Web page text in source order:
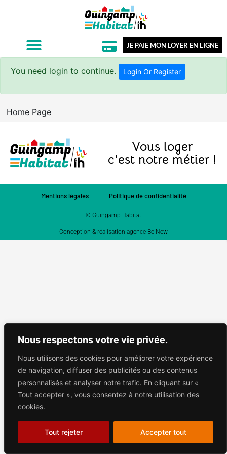
Nous respectons votre vie privée.
Nous utilisons des cookies pour améliorer votre expérience
de navigation, diffuser des publicités ou des contenus
personnalisés et analyser notre trafic. En cliquant sur «
Tout accepter », vous consentez à notre utilisation des
cookies.
Tout rejeter Accepter tout
JE PAIE MON LOYER EN LIGNE
You need login to continue. Login Or Register
Home Page
Vous loger
c'est notre métier !
Mentions légales Politique de confidentialité
© Guingamp Habitat
Conception & réalisation agence Be New